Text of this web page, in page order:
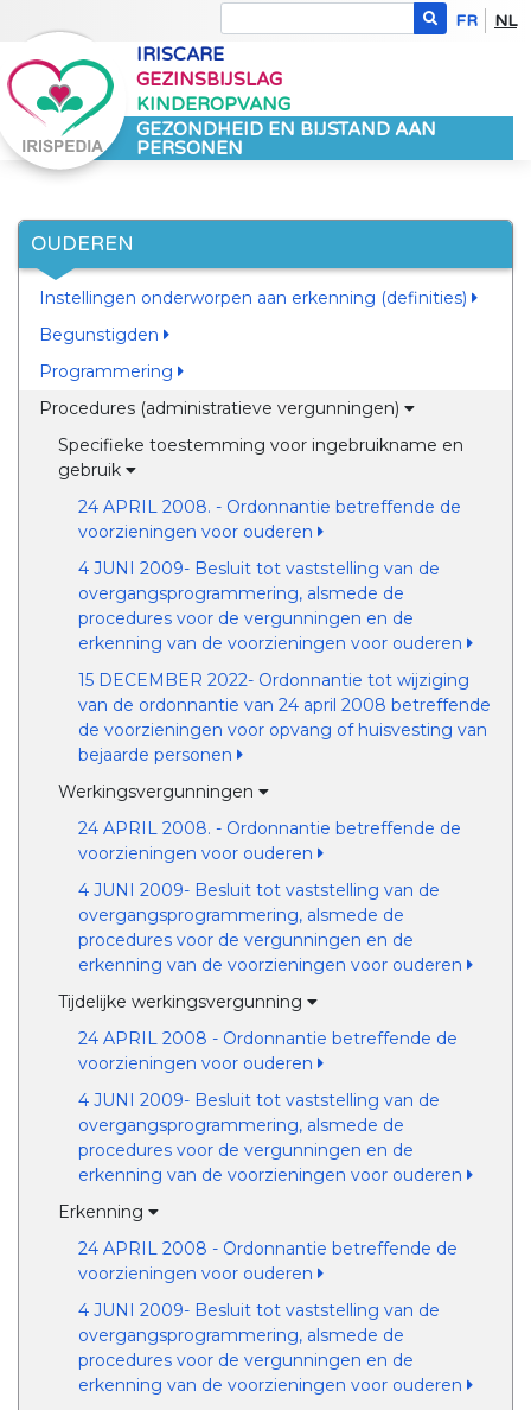
FR NL
IRISCARE
GEZINSBIJSLAG
KINDEROPVANG
GEZONDHEID EN BIJSTAND AAN
PERSONEN
OUDEREN
Instellingen onderworpen aan erkenning (definities)
Begunstigden
Programmering
Procedures (administratieve vergunningen)
Specifieke toestemming voor ingebruikname en
gebruik
24 APRIL 2008. - Ordonnantie betreffende de
voorzieningen voor ouderen
4 JUNI 2009- Besluit tot vaststelling van de
overgangsprogrammering, alsmede de
procedures voor de vergunningen en de
erkenning van de voorzieningen voor ouderen
15 DECEMBER 2022- Ordonnantie tot wijziging
van de ordonnantie van 24 april 2008 betreffende
de voorzieningen voor opvang of huisvesting van
bejaarde personen
Werkingsvergunningen
24 APRIL 2008. - Ordonnantie betreffende de
voorzieningen voor ouderen
4 JUNI 2009- Besluit tot vaststelling van de
overgangsprogrammering, alsmede de
procedures voor de vergunningen en de
erkenning van de voorzieningen voor ouderen
Tijdelijke werkingsvergunning
24 APRIL 2008 - Ordonnantie betreffende de
voorzieningen voor ouderen
4 JUNI 2009- Besluit tot vaststelling van de
overgangsprogrammering, alsmede de
procedures voor de vergunningen en de
erkenning van de voorzieningen voor ouderen
Erkenning
24 APRIL 2008 - Ordonnantie betreffende de
voorzieningen voor ouderen
4 JUNI 2009- Besluit tot vaststelling van de
overgangsprogrammering, alsmede de
procedures voor de vergunningen en de
erkenning van de voorzieningen voor ouderen